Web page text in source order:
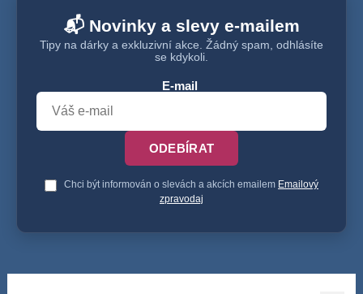
📬 Novinky a slevy e-mailem
Tipy na dárky a exkluzivní akce. Žádný spam, odhlásíte
se kdykoli.
E-mail
ODEBÍRAT
Chci být informován o slevách a akcích emailem Emailový
zpravodaj